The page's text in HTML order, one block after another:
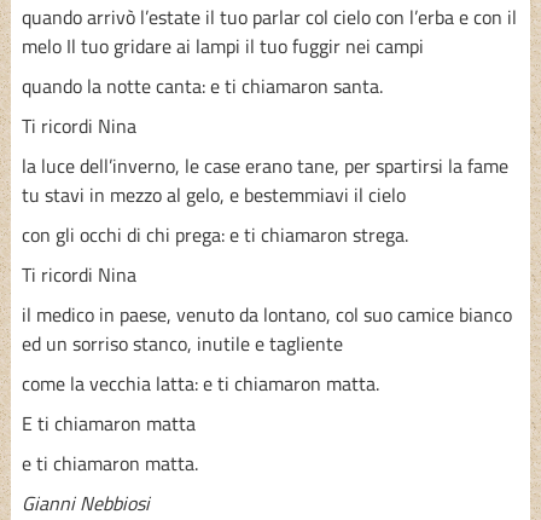
quando arrivò l’estate il tuo parlar col cielo con l’erba e con il
melo Il tuo gridare ai lampi il tuo fuggir nei campi
quando la notte canta: e ti chiamaron santa.
Ti ricordi Nina
la luce dell’inverno, le case erano tane, per spartirsi la fame
tu stavi in mezzo al gelo, e bestemmiavi il cielo
con gli occhi di chi prega: e ti chiamaron strega.
Ti ricordi Nina
il medico in paese, venuto da lontano, col suo camice bianco
ed un sorriso stanco, inutile e tagliente
come la vecchia latta: e ti chiamaron matta.
E ti chiamaron matta
e ti chiamaron matta.
Gianni Nebbiosi